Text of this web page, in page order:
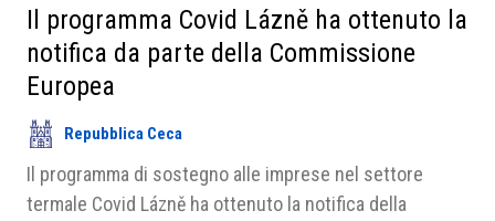
Soci
Partner
Area riservata
Il programma Covid Lázně ha ottenuto la
notifica da parte della Commissione
Europea
Repubblica Ceca
Il programma di sostegno alle imprese nel settore
termale Covid Lázně ha ottenuto la notifica della